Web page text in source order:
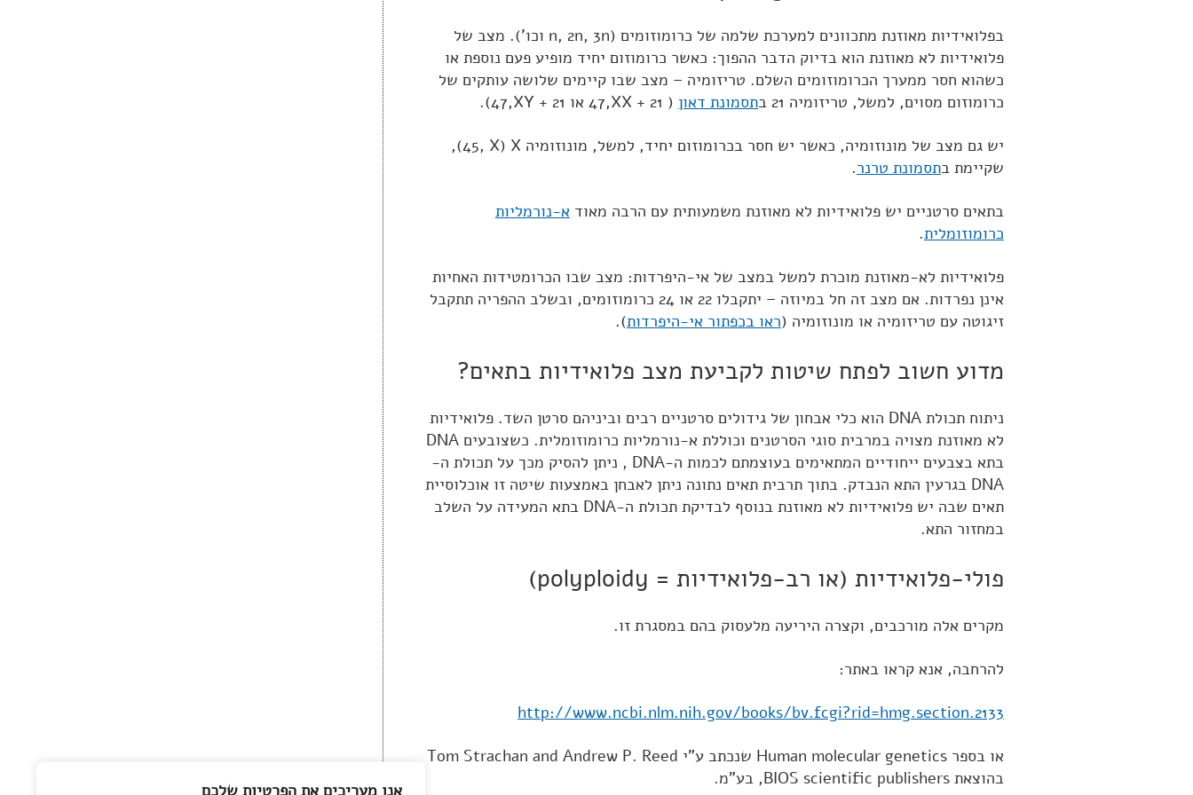
אנו מעריכים את הפרטיות שלכם
בפלואידיות מאוזנת מתכוונים למערכת שלמה של כרומוזומים (n, 2n, 3n וכו'). מצב של
פלואידיות לא מאוזנת הוא בדיוק הדבר ההפוך: כאשר כרומוזום יחיד מופיע פעם נוספת או
כשהוא חסר ממערך הכרומוזומים השלם. טריזומיה – מצב שבו קיימים שלושה עותקים של
כרומוזום מסוים, למשל, טריזומיה 21 ב
תסמונת דאון (
47,XX + 21 או 47,XY + 21
).
יש גם מצב של מונוזומיה, כאשר יש חסר בכרומוזום יחיד, למשל, מונוזומיה (45, X) X
,
שקיימת בתסמונת טרנר.
בתאים סרטניים יש פלואידיות לא מאוזנת משמעותית עם הרבה מאוד א-נורמליות
כרומוזומלית.
פלואידיות לא-מאוזנת מוכרת למשל במצב של אי-היפרדות: מצב שבו הכרומטידות האחיות
אינן נפרדות. אם מצב זה חל במיוזה – יתקבלו 22 או 24 כרומוזומים, ובשלב ההפריה תתקבל
זיגוטה עם טריזומיה או מונוזומיה (ראו בכפתור אי-היפרדות).
מדוע חשוב לפתח שיטות לקביעת מצב פלואידיות בתאים?
ניתוח תכולת DNA הוא כלי אבחון של גידולים סרטניים רבים וביניהם סרטן השד. פלואידיות
לא מאוזנת מצויה במרבית סוגי הסרטנים וכוללת א-נורמליות כרומוזומלית. כשצובעים DNA
בתא בצבעים ייחודיים המתאימים בעוצמתם לכמות ה-DNA , ניתן להסיק מכך על תכולת ה-
DNA בגרעין התא הנבדק. בתוך תרבית תאים נתונה ניתן לאבחן באמצעות שיטה זו אוכלוסיית
תאים שבה יש פלואידיות לא מאוזנת בנוסף לבדיקת תכולת ה-DNA בתא המעידה על השלב
במחזור התא.
פולי-פלואידיות (או רב-פלואידיות = polyploidy)
מקרים אלה מורכבים, וקצרה היריעה מלעסוק בהם במסגרת זו.
להרחבה, אנא קראו באתר:
http://www.ncbi.nlm.nih.gov/books/bv.fcgi?rid=hmg.section.2133
או בספר Human molecular genetics שנכתב ע"י Tom Strachan and Andrew P. Reed
בהוצאת BIOS scientific publishers, בע"מ.